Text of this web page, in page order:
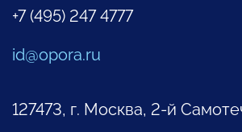
+7 (495) 247 4777
id@opora.ru
127473, г. Москва, 2-й